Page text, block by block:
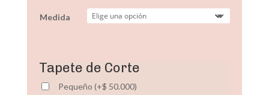
precios:
desde
Medida
Tapete de Corte
Pequeño (+$ 50.000)